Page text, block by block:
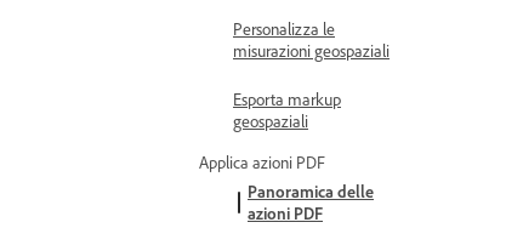
Personalizza le
misurazioni geospaziali
Esporta markup
geospaziali
Applica azioni PDF
Panoramica delle
azioni PDF